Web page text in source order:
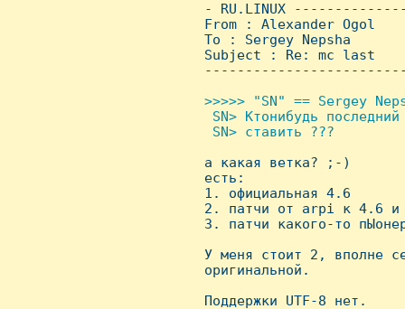
- RU.LINUX
From : Alexander
To : Sergey Nepsha
Subject : Re: mc last
>>>>> "SN" == Sergey
SN> Ктонибудь
  SN> ставить ???
а какая ветка? ;-)
есть:
1. официальная 4.6
2. патчи от arpi к 4.6 и
3. патчи какого-то
У меня стоит 2, вполне
оригинальной.
Поддержки UTF-8 нет.